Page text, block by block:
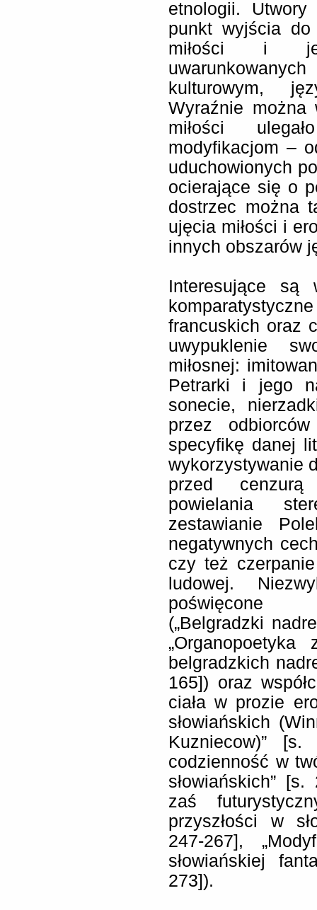
etnologii.
punkt wyjścia
miłości i jej
kulturowym,
Wyraźnie można
miłości
modyfikacjom –
uduchowionych
ocierające się o
dostrzec można
ujęcia miłości i
innych obszarów
Interesujące są
francuskich oraz
uwypuklenie
miłosnej:
Petrarki i jego
sonecie,
przez
specyfikę danej
wykorzystywanie
przed
powielania
zestawianie
negatywnych
czy też
ludowej.
poświęcone
(„Belgradzki
„Organopoetyka
belgradzkich
165]) oraz
ciała w prozie
słowiańskich
Kuzniecow)”
codzienność w
słowiańskich”
zaś
przyszłości w
247-267],
słowiańskiej
273]).